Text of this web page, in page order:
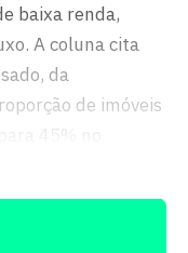
baixa renda,
A coluna cita
da
de imóveis
45% no